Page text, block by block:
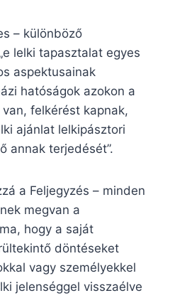
– különböző
lelki tapasztalat egyes
aspektusainak
hatóságok azokon a
felkérést kapnak,
ajánlat lelkipásztori
annak terjedését”.
a Feljegyzés – minden
megvan a
hogy a saját
döntéseket
vagy személyekkel
jelenséggel visszaélve